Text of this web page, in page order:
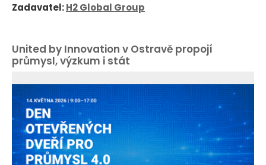
Zadavatel:H2 Global Group
United by Innovation v Ostravě propojí
průmysl, výzkum i stát